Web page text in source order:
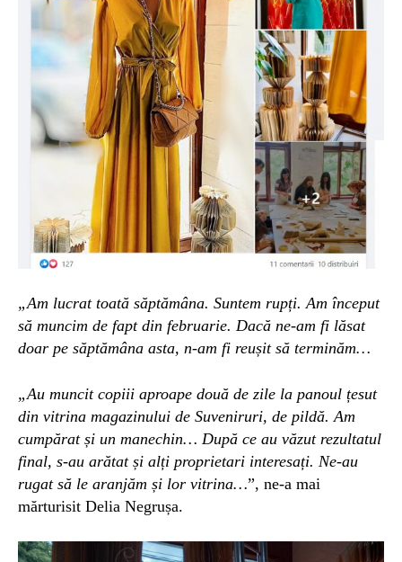
„Am lucrat toată săptămâna. Suntem rupți. Am început
să muncim de fapt din februarie. Dacă ne-am fi lăsat
doar pe săptămâna asta, n-am fi reușit să terminăm…
„Au muncit copiii aproape două de zile la panoul țesut
din vitrina magazinului de Suveniruri, de pildă. Am
cumpărat și un manechin… După ce au văzut rezultatul
final, s-au arătat și alți proprietari interesați. Ne-au
rugat să le aranjăm și lor vitrina…”, ne-a mai
mărturisit Delia Negrușa.